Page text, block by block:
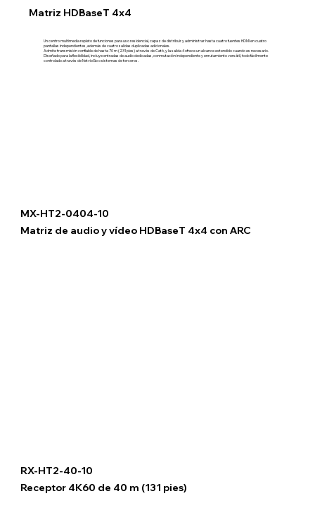
Matriz HDBaseT 4x4
Un centro multimedia repleto de funciones para uso residencial, capaz de distribuir y administrar hasta cuatro fuentes HDMI en cuatro
pantallas independientes, además de cuatro salidas duplicadas adicionales.
Admite transmisión confiable de hasta 70 m (231 pies) a través de Cat6, y la salida 4 ofrece un alcance extendido cuando es necesario.
Diseñado para la flexibilidad, incluye entradas de audio dedicadas, conmutación independiente y enrutamiento versátil, todo fácilmente
controlado a través de NetvioGo o sistemas de terceros.
MX-HT2-0404-10
Matriz de audio y vídeo HDBaseT 4x4 con ARC
RX-HT2-40-10
Receptor 4K60 de 40 m (131 pies)